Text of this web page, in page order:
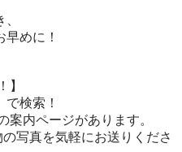
めに！
】
検索！
案内ページがあります。
写真を気軽にお送りくださ